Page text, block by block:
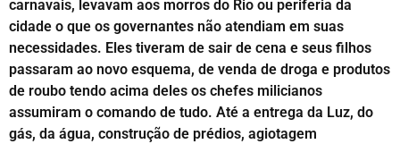
carnavais, levavam aos morros do Rio ou periferia da
cidade o que os governantes não atendiam em suas
necessidades. Eles tiveram de sair de cena e seus filhos
passaram ao novo esquema, de venda de droga e produtos
de roubo tendo acima deles os chefes milicianos
assumiram o comando de tudo. Até a entrega da Luz, do
gás, da água, construção de prédios, agiotagem